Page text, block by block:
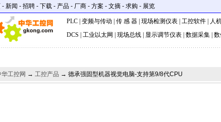
- 新闻 - 招聘 - 下载 - 产品 - 厂商 - 方案 - 文摘 - 求购 - 展览
PLC 变频与传动 传 感 器 现场检测仪表 工控软件 人
DCS
工业以太网 现场总线 显示调节仪表 数据采集
华工控网 → 工控产品 → 德承强固型机器视觉电脑-支持第9/8代CPU